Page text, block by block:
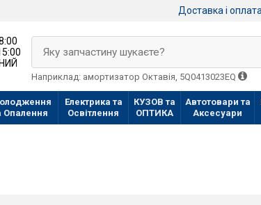
Доставка і оплата
Яку запчастину шукаєте?
Наприклад: амортизатор Октавія, 5Q0413023EQ
Опалення
Електрика та
Освітлення
КУЗОВ та
ОПТИКА
Автотовари та
Аксесуари